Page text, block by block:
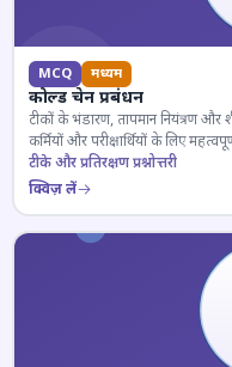
MCQ मध्यम
कोल्ड चेन प्रबंधन
टीकों के भंडारण, तापमान नियंत्रण और
कर्मियों और परीक्षार्थियों के लिए
टीके और प्रतिरक्षण प्रश्नोत्तरी
क्विज़ लें